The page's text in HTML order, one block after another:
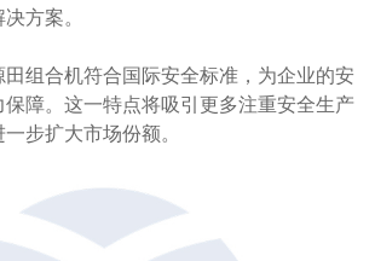
方案。
田组合机符合国际安全标准，为企业的安
障。这一特点将吸引更多注重安全生产
步扩大市场份额。